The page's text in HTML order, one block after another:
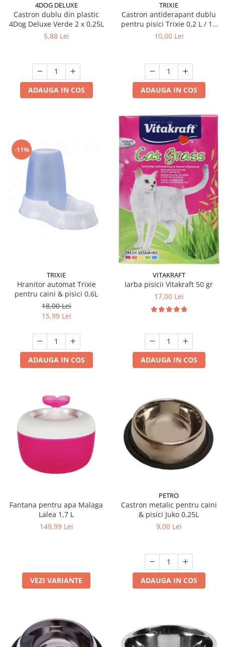
4DOG DELUXE
Castron dublu din plastic
4Dog Deluxe Verde 2 x 0,25L
5,88 Lei
ADAUGA IN COS
TRIXIE
Castron antiderapant dublu
pentru pisici Trixie 0,2 L / 11
cm
10,00 Lei
ADAUGA IN COS
-11%
TRIXIE
Hranitor automat Trixie
pentru caini & pisici 0,6L
18,00 Lei
15,99 Lei
ADAUGA IN COS
VITAKRAFT
Iarba pisicii Vitakraft 50 gr
17,00 Lei
ADAUGA IN COS
Fantana pentru apa Malaga
Lalea 1,7 L
149,99 Lei
VEZI VARIANTE
PETRO
Castron metalic pentru caini
& pisici Juko 0,25L
9,00 Lei
ADAUGA IN COS